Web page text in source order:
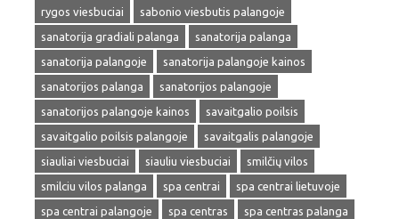
rygos viesbuciai
sabonio viesbutis palangoje
sanatorija gradiali palanga
sanatorija palanga
sanatorija palangoje
sanatorija palangoje kainos
sanatorijos palanga
sanatorijos palangoje
sanatorijos palangoje kainos
savaitgalio poilsis
savaitgalio poilsis palangoje
savaitgalis palangoje
siauliai viesbuciai
siauliu viesbuciai
smilčių vilos
smilciu vilos palanga
spa centrai
spa centrai lietuvoje
spa centrai palangoje
spa centras
spa centras palanga